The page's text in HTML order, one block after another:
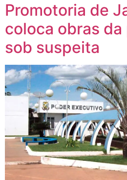
Promotoria de
coloca obras
sob suspeita